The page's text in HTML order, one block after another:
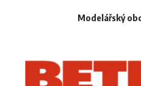
Modelářský